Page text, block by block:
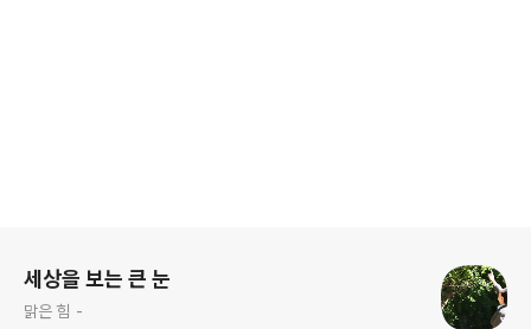
세상을 보는 큰 눈
맑은 힘 -